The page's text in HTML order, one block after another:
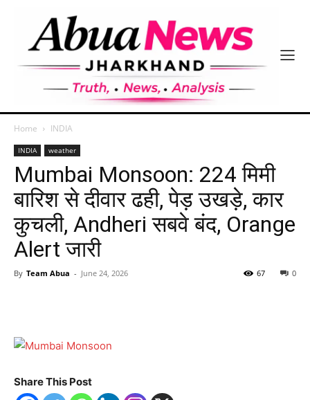
Home INDIA
INDIA weather
Mumbai Monsoon: 224 मिमी
बारिश से दीवार ढही, पेड़ उखड़े, कार
कुचली, Andheri सबवे बंद, Orange
Alert जारी
By Team Abua - June 24, 2026 0
67
Share This Post